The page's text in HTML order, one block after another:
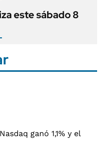
este sábado 8